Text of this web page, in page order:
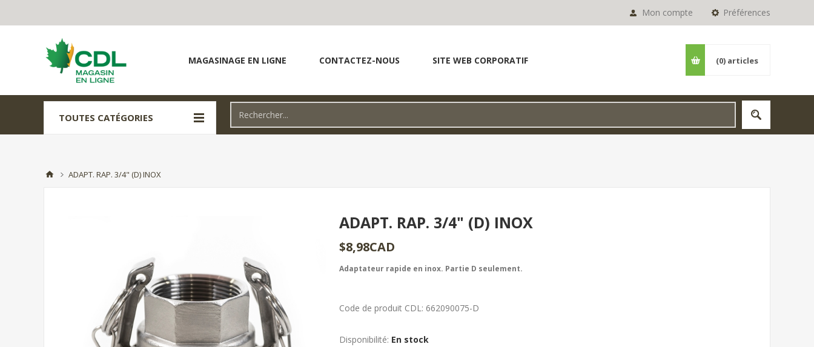
Préférences
Mon compte
MAGASINAGE EN LIGNE CONTACTEZ-NOUS SITE WEB CORPORATIF (0) articles
TOUTES CATÉGORIES
ADAPT. RAP. 3/4" (D) INOX
ADAPT. RAP. 3/4" (D) INOX
$8,98CAD
Adaptateur rapide en inox. Partie D seulement.
Code de produit CDL: 662090075-D
Disponibilité: En stock